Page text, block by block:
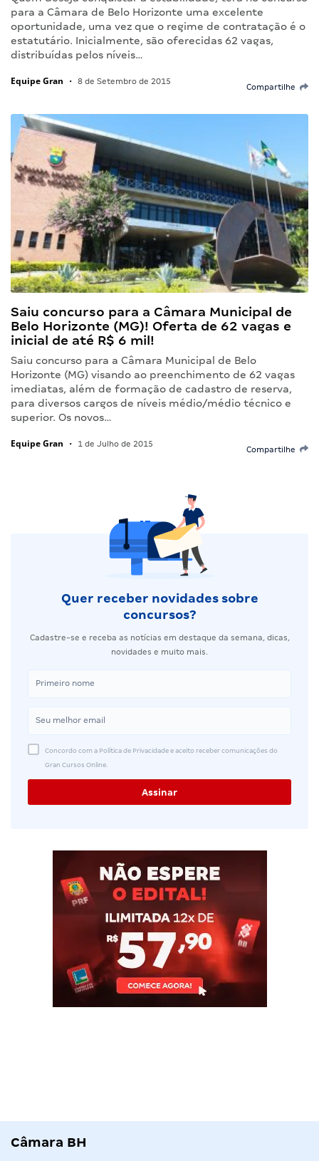
para a Câmara de Belo Horizonte uma excelente
oportunidade, uma vez que o regime de contratação é o
estatutário. Inicialmente, são oferecidas 62 vagas,
distribuídas pelos níveis…
Equipe Gran • 8 de Setembro de 2015
Compartilhe
Saiu concurso para a Câmara Municipal de
Belo Horizonte (MG)! Oferta de 62 vagas e
inicial de até R$ 6 mil!
Saiu concurso para a Câmara Municipal de Belo
Horizonte (MG) visando ao preenchimento de 62 vagas
imediatas, além de formação de cadastro de reserva,
para diversos cargos de níveis médio/médio técnico e
superior. Os novos…
Equipe Gran • 1 de Julho de 2015
Compartilhe
Quer receber novidades sobre
concursos?
Cadastre-se e receba as notícias em destaque da semana, dicas,
novidades e muito mais.
Concordo com a Política de Privacidade e aceito receber comunicações do
Gran Cursos Online.
Câmara BH